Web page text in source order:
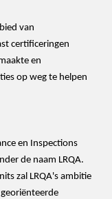
van
certificeringen
en
op weg te helpen
en Inspections
de naam LRQA.
zal LRQA's ambitie